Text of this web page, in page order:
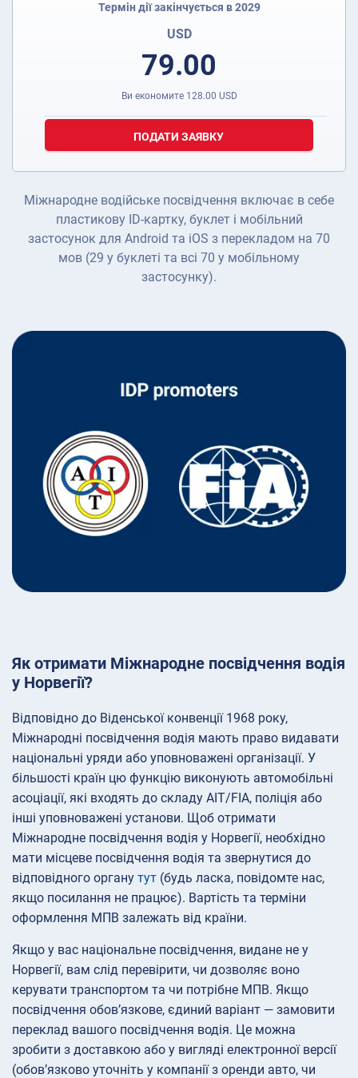
Термін дії закінчується в 2029
USD
79.00
Ви економите 128.00 USD
ПОДАТИ ЗАЯВКУ
Міжнародне водійське посвідчення включає в себе
пластикову ID-картку, буклет і мобільний
застосунок для Android та iOS з перекладом на 70
мов (29 у буклеті та всі 70 у мобільному
застосунку).
Як отримати Міжнародне посвідчення водія
у Норвегії?
Відповідно до Віденської конвенції 1968 року,
Міжнародні посвідчення водія мають право видавати
національні уряди або уповноважені організації. У
більшості країн цю функцію виконують автомобільні
асоціації, які входять до складу AIT/FIA, поліція або
інші уповноважені установи. Щоб отримати
Міжнародне посвідчення водія у Норвегії, необхідно
мати місцеве посвідчення водія та звернутися до
відповідного органу тут (будь ласка, повідомте нас,
якщо посилання не працює). Вартість та терміни
оформлення МПВ залежать від країни.
Якщо у вас національне посвідчення, видане не у
Норвегії, вам слід перевірити, чи дозволяє воно
керувати транспортом та чи потрібне МПВ. Якщо
посвідчення обов’язкове, єдиний варіант — замовити
переклад вашого посвідчення водія. Це можна
зробити з доставкою або у вигляді електронної версії
(обов’язково уточніть у компанії з оренди авто, чи